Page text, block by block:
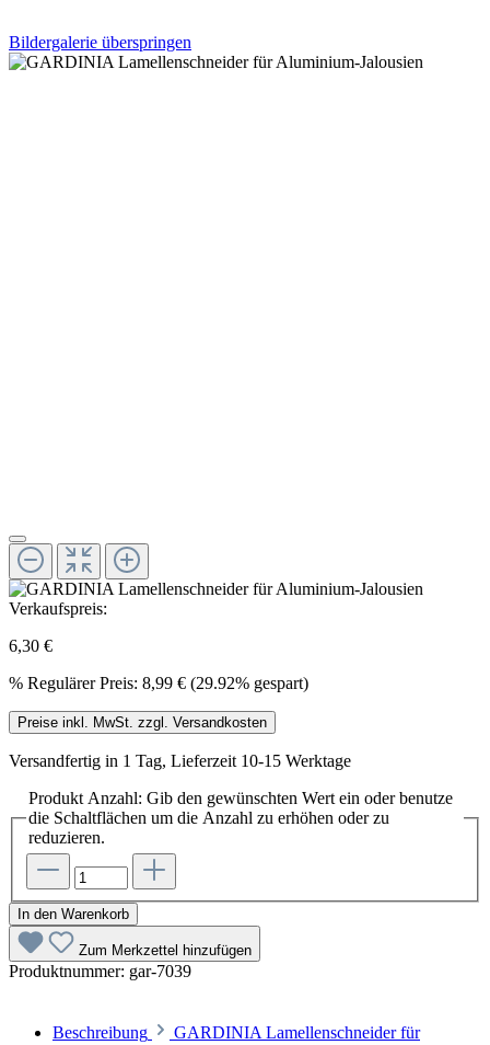
Bildergalerie überspringen
Verkaufspreis:
6,30 €
% Regulärer Preis: 8,99 € (29.92% gespart)
Preise inkl. MwSt. zzgl. Versandkosten
Versandfertig in 1 Tag, Lieferzeit 10-15 Werktage
Produkt Anzahl: Gib den gewünschten Wert ein oder benutze
die Schaltflächen um die Anzahl zu erhöhen oder zu
reduzieren.
In den Warenkorb
Zum Merkzettel hinzufügen
Produktnummer: gar-7039
Beschreibung
GARDINIA Lamellenschneider für